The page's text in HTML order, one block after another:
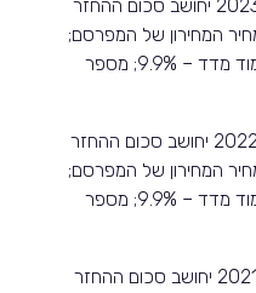
(ג) במקרה של רכב משנת ייצור 2023 יחושב סכום ההחזר
המחירון של המפרסם;
שיעור מימון –70%; ריבית קבועה צמוד מדד – 9.9%; מספר
(ד) במקרה של רכב משנת ייצור 2022 יחושב סכום ההחזר
המחירון של המפרסם;
שיעור מימון –70%; ריבית קבועה צמוד מדד – 9.9%; מספר
(ה) במקרה של רכב משנת ייצור 2021 יחושב סכום ההחזר